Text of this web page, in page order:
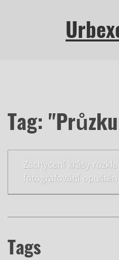
Tag:
Zachycení krásy
fotografování
Tags